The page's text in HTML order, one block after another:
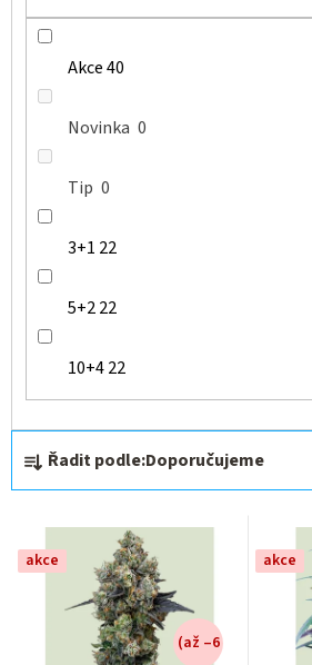
Ř
a
e
n
Řadit podle:Doporučujeme
Akce40
Novinka 0
Tip 0
3+1 22
5+222
10+422
akce
(až –6
akce